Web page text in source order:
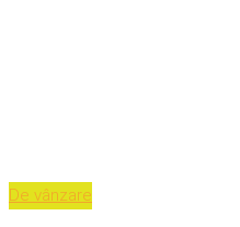
De vânzare